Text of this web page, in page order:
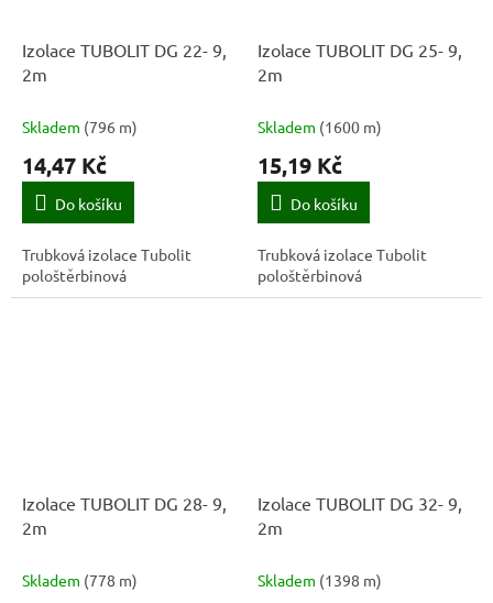
Izolace TUBOLIT DG 22- 9,
2m
Skladem (796 m)
14,47 Kč
Do košíku
Trubková izolace Tubolit
pološtěrbinová
Izolace TUBOLIT DG 25- 9,
2m
Skladem (1600 m)
15,19 Kč
Do košíku
Trubková izolace Tubolit
pološtěrbinová
Izolace TUBOLIT DG 28- 9,
2m
Skladem (778 m)
Izolace TUBOLIT DG 32- 9,
2m
Skladem (1398 m)